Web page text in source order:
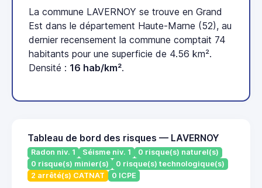
La commune LAVERNOY se trouve en Grand
Est dans le département Haute-Marne (52), au
dernier recensement la commune comptait 74
habitants pour une superficie de 4.56 km².
Densité : 16 hab/km².
Tableau de bord des risques — LAVERNOY
Radon niv. 1 Séisme niv. 1
0 risque(s) naturel(s)
0 risque(s) minier(s)
0 risque(s) technologique(s)
2 arrêté(s) CATNAT
0 ICPE